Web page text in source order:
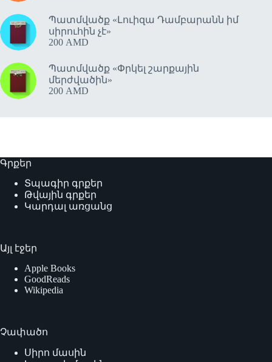
Պատմվածք «Լուիզա Դամբարանն իմ
սիրուհին չէ»
200 AMD
Պատմվածք «Փրկել շարքային
մերժվածին»
200 AMD
Գրքեր
Տպագիր գրքեր
Թվային գրքեր
Կարդալ առցանց
Այլ էջեր
Apple Books
GoodReads
Wikipedia
Չափածո
Սիրո մասին